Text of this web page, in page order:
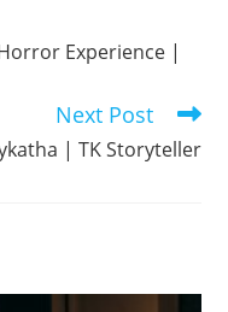
| Horror Experience |
Next Post
| TK Storyteller